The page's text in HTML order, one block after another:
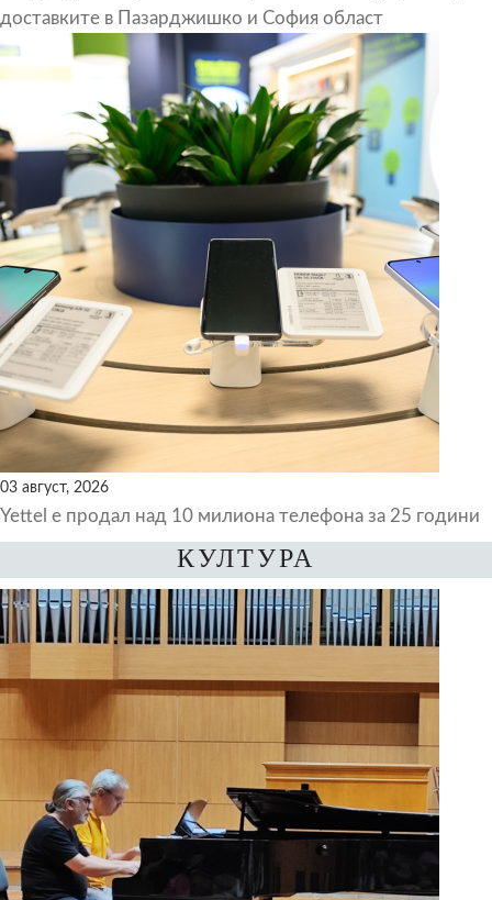
доставките в Пазарджишко и София област
03 август, 2026
Yettel е продал над 10 милиона телефона за 25 години
КУЛТУРА